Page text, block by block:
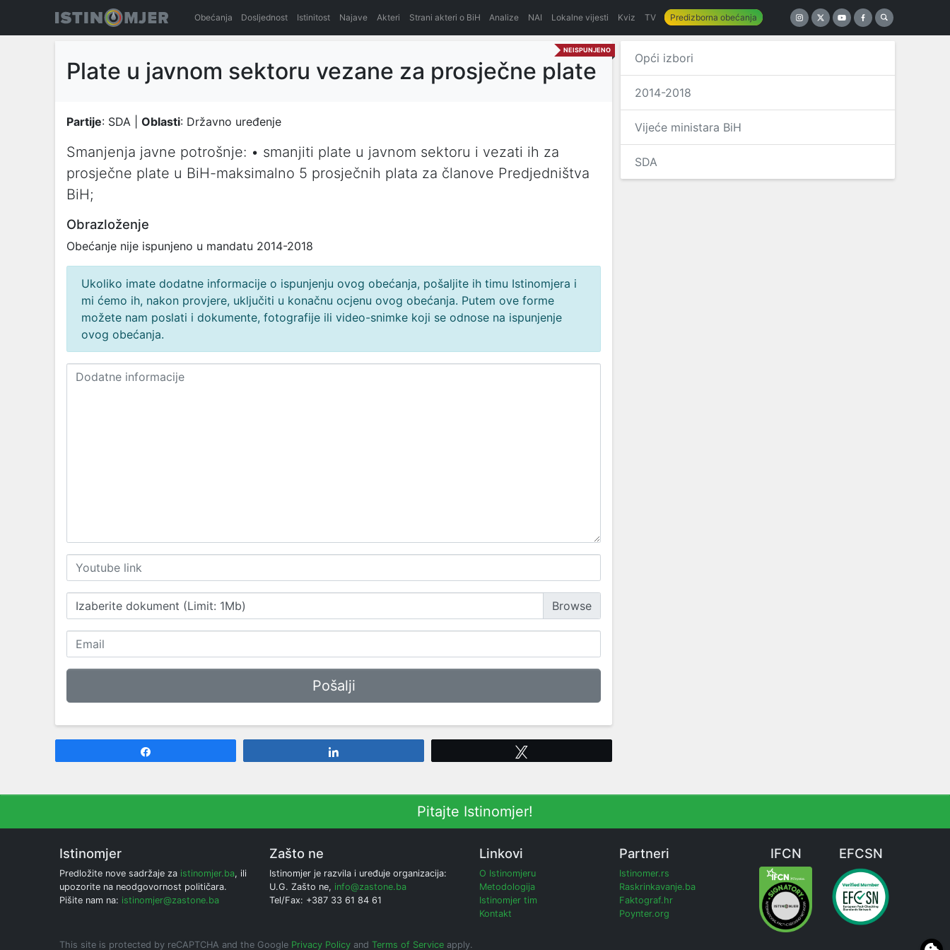
Obećanja Dosljednost Istinitost Najave Akteri Strani akteri o BiH Analize NAI Lokalne vijesti Kviz TV Predizborna obećanja
NEISPUNJENO
Plate u javnom sektoru vezane za prosječne plate
Partije: SDA | Oblasti: Državno uređenje
Smanjenja javne potrošnje: • smanjiti plate u javnom sektoru i vezati ih za
prosječne plate u BiH-maksimalno 5 prosječnih plata za članove Predjedništva
BiH;
Obrazloženje
Obećanje nije ispunjeno u mandatu 2014-2018
Ukoliko imate dodatne informacije o ispunjenju ovog obećanja, pošaljite ih timu Istinomjera i
mi ćemo ih, nakon provjere, uključiti u konačnu ocjenu ovog obećanja. Putem ove forme
možete nam poslati i dokumente, fotografije ili video-snimke koji se odnose na ispunjenje
ovog obećanja.
Izaberite dokument (Limit: 1Mb)
Opći izbori
2014-2018
Vijeće ministara BiH
SDA
Pitajte Istinomjer!
Istinomjer
Predložite nove sadržaje za istinomjer.ba, ili
upozorite na neodgovornost političara.
Pišite nam na: istinomjer@zastone.ba
Zašto ne
Istinomjer je razvila i uređuje organizacija:
U.G. Zašto ne, info@zastone.ba
Tel/Fax: +387 33 61 84 61
Linkovi
O Istinomjeru
Metodologija
Istinomjer tim
Kontakt
Partneri
Istinomer.rs
Raskrinkavanje.ba
Faktograf.hr
Poynter.org
IFCN EFCSN
This site is protected by reCAPTCHA and the Google Privacy Policy and Terms of Service apply.